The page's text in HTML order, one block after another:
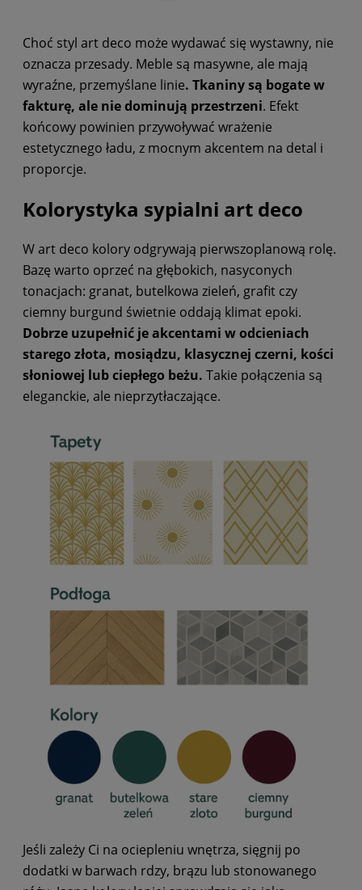
Choć styl art deco może wydawać się wystawny, nie
oznacza przesady. Meble są masywne, ale mają
wyraźne, przemyślane linie. Tkaniny są bogate w
fakturę, ale nie dominują przestrzeni. Efekt
końcowy powinien przywoływać wrażenie
estetycznego ładu, z mocnym akcentem na detal i
proporcje.
Kolorystyka sypialni art deco
W art deco kolory odgrywają pierwszoplanową rolę.
Bazę warto oprzeć na głębokich, nasyconych
tonacjach: granat, butelkowa zieleń, grafit czy
ciemny burgund świetnie oddają klimat epoki.
Dobrze uzupełnić je akcentami w odcieniach
starego złota, mosiądzu, klasycznej czerni, kości
słoniowej lub ciepłego beżu. Takie połączenia są
eleganckie, ale nieprzytłaczające.
Jeśli zależy Ci na ociepleniu wnętrza, sięgnij po
dodatki w barwach rdzy, brązu lub stonowanego